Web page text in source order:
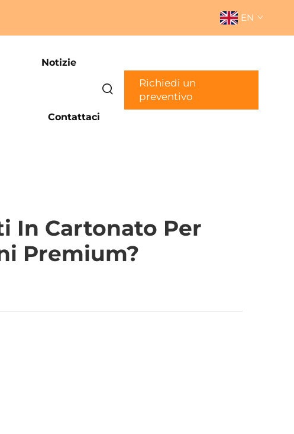
EN
Notizie
Contattaci
Richiedi un
preventivo
In Cartonato Per
Premium?